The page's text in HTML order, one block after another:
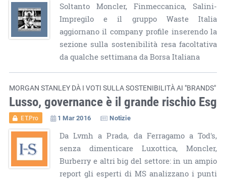
Soltanto Moncler, Finmeccanica, Salini-
Impregilo e il gruppo Waste Italia
aggiornano il company profile inserendo la
sezione sulla sostenibilità resa facoltativa
da qualche settimana da Borsa Italiana
MORGAN STANLEY DÀ I VOTI SULLA SOSTENIBILITÀ AI "BRANDS"
Lusso, governance è il grande rischio Esg
ET.Pro 1 Mar 2016 Notizie
Da Lvmh a Prada, da Ferragamo a Tod's,
senza dimenticare Luxottica, Moncler,
Burberry e altri big del settore: in un ampio
report gli esperti di MS analizzano i punti